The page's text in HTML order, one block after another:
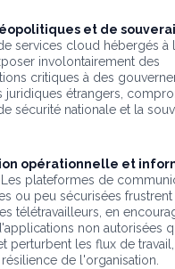
et de
de services cloud hébergés à
involontairement des
critiques à des
juridiques étrangers,
sécurité nationale et la
opérationnelle et
Les plateformes de
ou peu sécurisées
télétravailleurs, en
non autorisées
perturbent les flux de
résilience de l'organisation.